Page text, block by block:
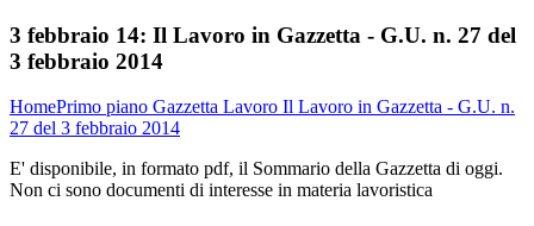
3 febbraio 14: Il Lavoro in Gazzetta - G.U. n. 27 del
3 febbraio 2014
HomePrimo piano Gazzetta Lavoro Il Lavoro in Gazzetta - G.U. n.
27 del 3 febbraio 2014
E' disponibile, in formato pdf, il Sommario della Gazzetta di oggi.
Non ci sono documenti di interesse in materia lavoristica